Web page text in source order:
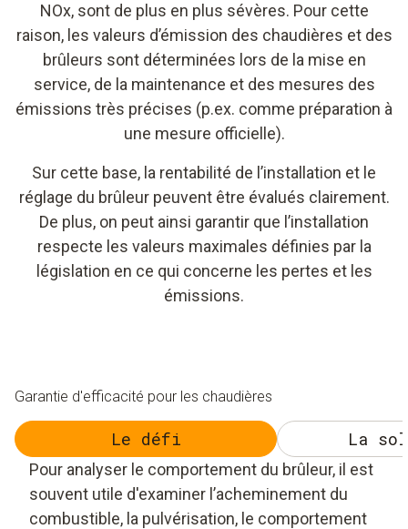
NOx, sont de plus en plus sévères. Pour cette
raison, les valeurs d’émission des chaudières et des
brûleurs sont déterminées lors de la mise en
service, de la maintenance et des mesures des
émissions très précises (p.ex. comme préparation à
une mesure officielle).
Sur cette base, la rentabilité de l’installation et le
réglage du brûleur peuvent être évalués clairement.
De plus, on peut ainsi garantir que l’installation
respecte les valeurs maximales définies par la
législation en ce qui concerne les pertes et les
émissions.
Garantie d'efficacité pour les chaudières
Le défi La
Pour analyser le comportement du brûleur, il est
souvent utile d'examiner l’acheminement du
combustible, la pulvérisation, le comportement